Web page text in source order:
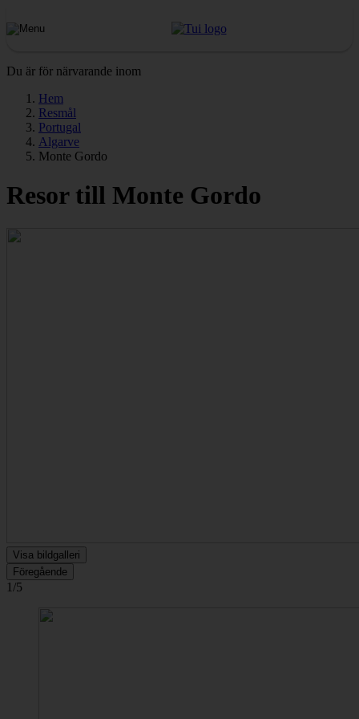
Du är för närvarande inom
Hem
Resmål
Portugal
Algarve
Monte Gordo
Resor till Monte Gordo
Visa bildgalleri
Föregående
1/5